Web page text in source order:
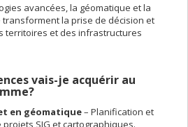
avancées, la géomatique et la
la prise de décision et
territoires et des infrastructures
vais-je acquérir au
en géomatique– Planification et
SIG et cartographiques.